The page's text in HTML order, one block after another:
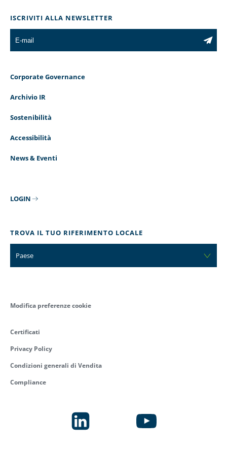
ISCRIVITI ALLA NEWSLETTER
Corporate Governance
Archivio IR
Sostenibilità
Accessibilità
News & Eventi
LOGIN
TROVA IL TUO RIFERIMENTO LOCALE
Paese
Modifica preferenze cookie
Certificati
Privacy Policy
Condizioni generali di Vendita
Compliance